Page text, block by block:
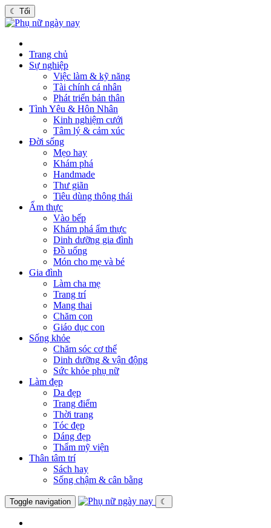
☾ Tối
Trang chủ
Sự nghiệp
Việc làm & kỹ năng
Tài chính cá nhân
Phát triển bản thân
Tình Yêu & Hôn Nhân
Kinh nghiệm cưới
Tâm lý & cảm xúc
Đời sống
Mẹo hay
Khám phá
Handmade
Thư giãn
Tiêu dùng thông thái
Ẩm thực
Vào bếp
Khám phá ẩm thực
Dinh dưỡng gia đình
Đồ uống
Món cho mẹ và bé
Gia đình
Làm cha mẹ
Trang trí
Mang thai
Chăm con
Giáo dục con
Sống khỏe
Chăm sóc cơ thể
Dinh dưỡng & vận động
Sức khỏe phụ nữ
Làm đẹp
Da đẹp
Trang điểm
Thời trang
Tóc đẹp
Dáng đẹp
Thẩm mỹ viện
Thân tâm trí
Sách hay
Sống chậm & cân bằng
Toggle navigation ☾